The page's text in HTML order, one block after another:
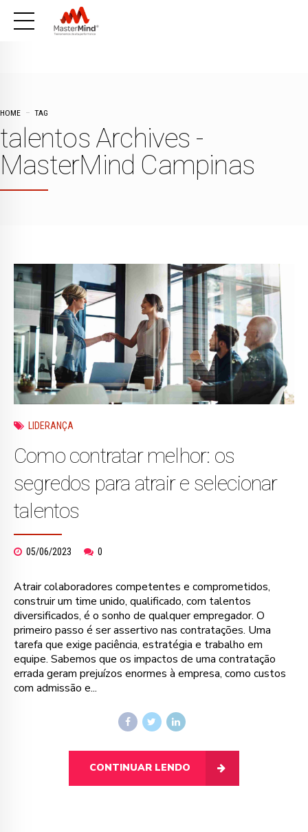
HOME TAG
talentos Archives -
MasterMind Campinas
LIDERANÇA
Como contratar melhor: os
segredos para atrair e selecionar
talentos
05/06/2023 0
Atrair colaboradores competentes e comprometidos,
construir um time unido, qualificado, com talentos
diversificados, é o sonho de qualquer empregador. O
primeiro passo é ser assertivo nas contratações. Uma
tarefa que exige paciência, estratégia e trabalho em
equipe. Sabemos que os impactos de uma contratação
errada geram prejuízos enormes à empresa, como custos
com admissão e...
CONTINUAR LENDO